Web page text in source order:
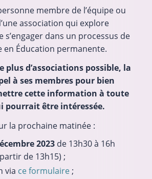
membre de l’équipe ou
association qui explore
s’engager dans un processus de
en Éducation permanente.
plus d’associations possible, la
à ses membres pour bien
cette information à toute
pourrait être intéressée.
la prochaine matinée :
2023de 13h30 à 16h
de 13h15) ;
via ce formulaire;